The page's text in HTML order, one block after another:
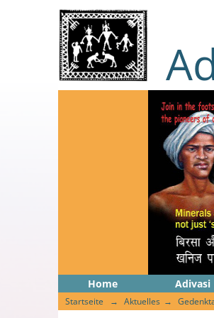
Home Adivasi
Startseite Aktuelles